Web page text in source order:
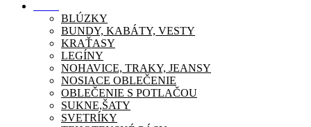
BLÚZKY
BUNDY, KABÁTY, VESTY
KRAŤASY
LEGÍNY
NOHAVICE, TRAKY, JEANSY
NOSIACE OBLEČENIE
OBLEČENIE S POTLAČOU
SUKNE,ŠATY
SVETRÍKY